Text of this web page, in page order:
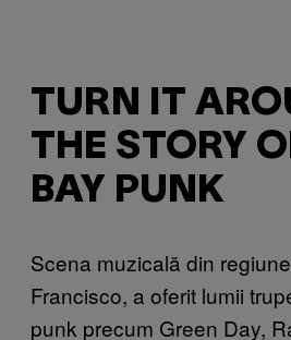
TURN IT
THE STORY
BAY PUNK
Scena muzicală din
Francisco, a oferit lumii
punk precum Green Day,